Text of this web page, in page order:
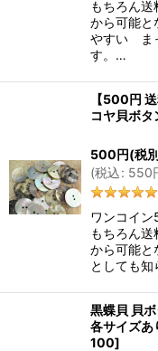
もちろん
から可能と
やすい ま
す。…
【500円
コヤ貝ボタ
500円(税
(税込: 550
ワンコイ
もちろん
から可能と
としても
黒蝶貝 貝
各サイズあ
100]